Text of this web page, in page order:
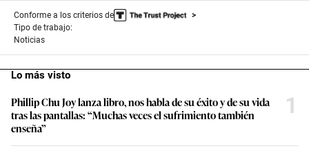
Conforme a los criterios de
Tipo de trabajo:
Noticias
Lo más visto
Phillip Chu Joy lanza libro, nos habla de su éxito y de su vida
tras las pantallas: “Muchas veces el sufrimiento también
enseña”
1